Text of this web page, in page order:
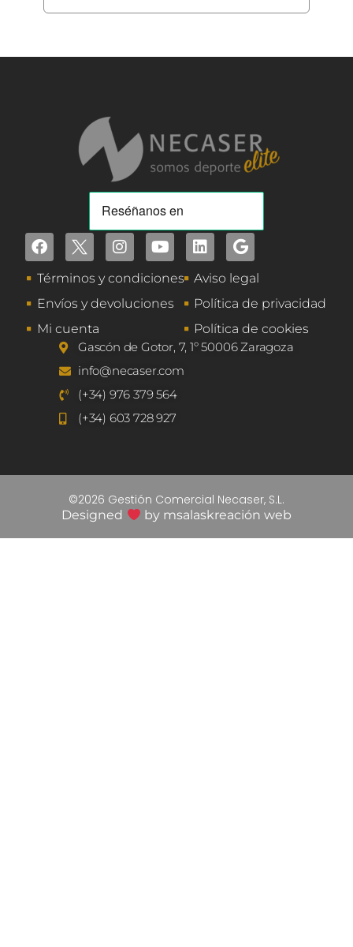
Gascón de Gotor, 7, 1º 50006 Zaragoza
info@necaser.com
(+34) 976 379 564
(+34) 603 728 927
Aviso legal
Política de privacidad
Política de cookies
Términos y condiciones
Envíos y devoluciones
Mi cuenta
©2026 Gestión Comercial Necaser, S.L.
Designed by msalaskreación web